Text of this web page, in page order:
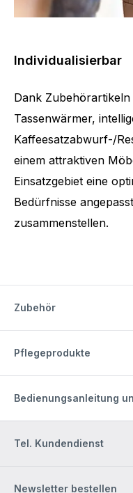
Individualisierbar
Dank
Tassenwärmer,
Kaffeesatzabwurf-/
einem attraktiven
Einsatzgebiet eine
Bedürfnisse
zusammenstellen.
Zubehör
Pflegeprodukte
Bedienungsanleitung
Tel. Kundendienst
Newsletter bestellen